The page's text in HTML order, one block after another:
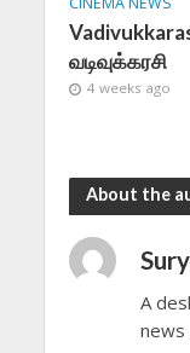
வடிவுக்கரசி
4 weeks ago
About the
A
news